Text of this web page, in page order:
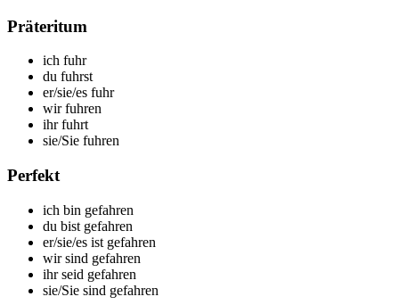
Präteritum
ich fuhr
du fuhrst
er/sie/es fuhr
wir fuhren
ihr fuhrt
sie/Sie fuhren
Perfekt
ich bin gefahren
du bist gefahren
er/sie/es ist gefahren
wirsind gefahren
ihrseid gefahren
sie/Sie sind gefahren